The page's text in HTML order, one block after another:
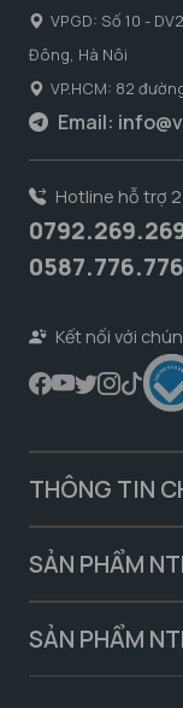
VPGD: Số 10 -
Đông, Hà Nôi
VP.HCM: 82
Email:
Hotline hỗ trợ
0587.776.776
Kết nối với
THÔNG TIN
SẢN PHẨM
SẢN PHẨM